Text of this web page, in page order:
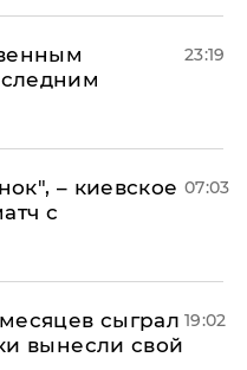
23:19
– киевское
с
07:03
сыграл
вынесли свой
19:02